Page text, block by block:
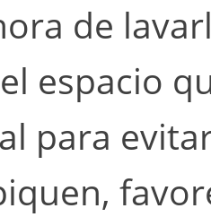
de
espacio
para